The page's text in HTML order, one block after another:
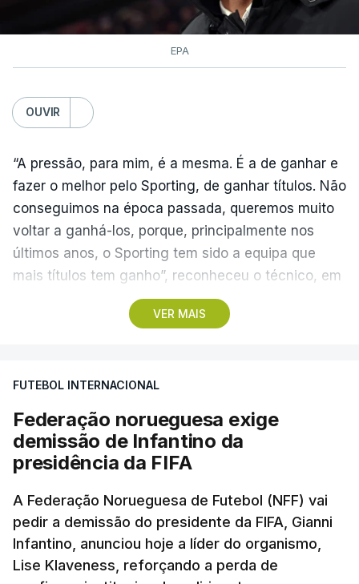
EPA
OUVIR
VER MAIS
“A pressão, para mim, é a mesma. É a de ganhar e
fazer o melhor pelo Sporting, de ganhar títulos. Não
conseguimos na época passada, queremos muito
voltar a ganhá-los, porque, principalmente nos
últimos anos, o Sporting tem sido a equipa que
mais títulos tem ganho”, reconheceu o técnico, em
Amadora, mas foi dominada pela atividade dos
‘leões’ no mercado de transferências, onde Borges
vincou, mais do que uma vez, que o clube “tem
feito um trabalho excelente”.
Questionado sobre se o elevado número de
entradas e saídas confirmava que o Sporting
estava a precisar de jogadores com vontade de
vencer pelo clube, como afirmou o presidente,
FUTEBOL INTERNACIONAL
Federação norueguesa exige
demissão de Infantino da
presidência da FIFA
A Federação Norueguesa de Futebol (NFF) vai
pedir a demissão do presidente da FIFA, Gianni
Infantino, anunciou hoje a líder do organismo,
Lise Klaveness, reforçando a perda de